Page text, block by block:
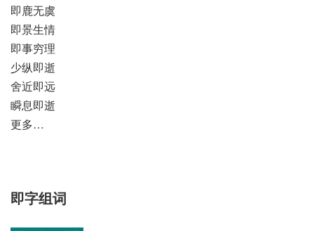
即鹿无虞
即景生情
即事穷理
少纵即逝
舍近即远
瞬息即逝
更多…
即字组词